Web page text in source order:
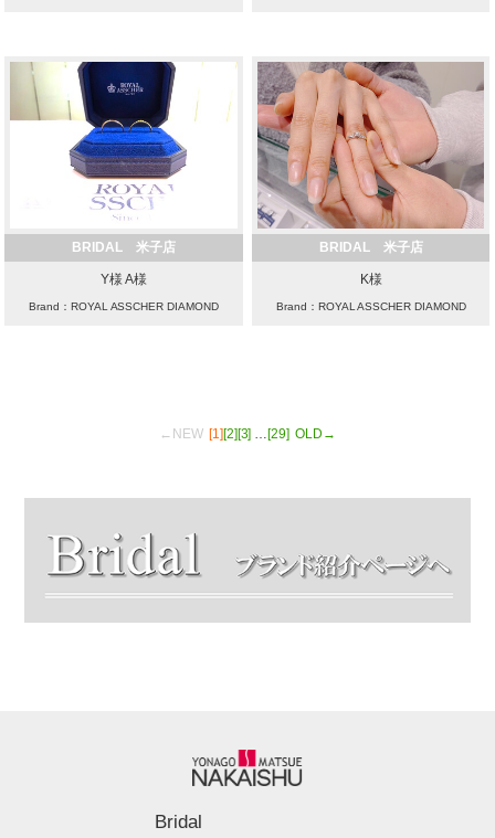
BRIDAL 米子店
Y様 A様
Brand：ROYAL ASSCHER DIAMOND
BRIDAL 米子店
K様
Brand：ROYAL ASSCHER DIAMOND
←NEW [1][2][3] …[29] OLD→
Bridal